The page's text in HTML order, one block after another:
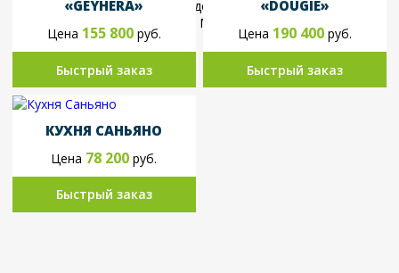
«GEYHERA»
Цена 155 800руб.
Быстрый заказ
«DOUGIE»
Цена 190 400руб.
Быстрый заказ
КУХНЯ САНЬЯНО
Цена 78 200 руб.
Быстрый заказ